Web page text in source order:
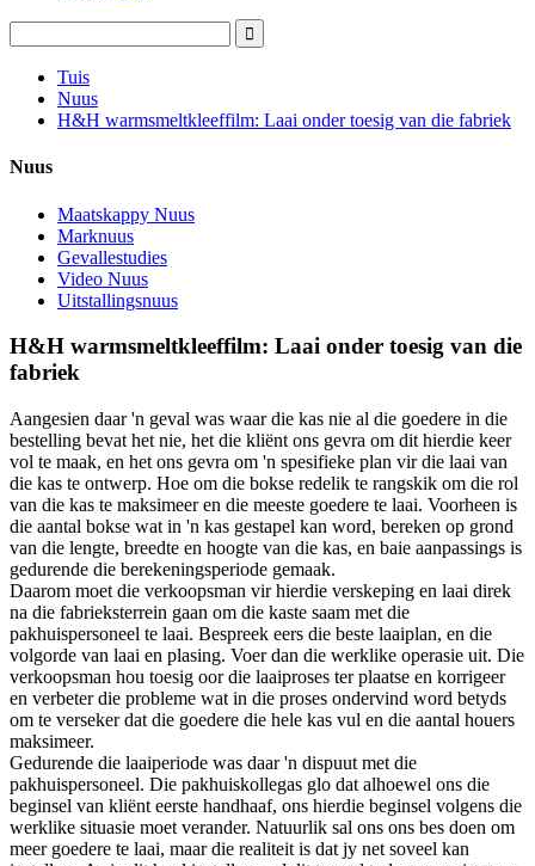
Tuis
Nuus
H&H warmsmeltkleeffilm: Laai onder toesig van die fabriek
Nuus
Maatskappy Nuus
Marknuus
Gevallestudies
Video Nuus
Uitstallingsnuus
H&H warmsmeltkleeffilm: Laai onder toesig van die
fabriek
Aangesien daar 'n geval was waar die kas nie al die goedere in die
bestelling bevat het nie, het die kliënt ons gevra om dit hierdie keer
vol te maak, en het ons gevra om 'n spesifieke plan vir die laai van
die kas te ontwerp. Hoe om die bokse redelik te rangskik om die rol
van die kas te maksimeer en die meeste goedere te laai. Voorheen is
die aantal bokse wat in 'n kas gestapel kan word, bereken op grond
van die lengte, breedte en hoogte van die kas, en baie aanpassings is
gedurende die berekeningsperiode gemaak.
Daarom moet die verkoopsman vir hierdie verskeping en laai direk
na die fabrieksterrein gaan om die kaste saam met die
pakhuispersoneel te laai. Bespreek eers die beste laaiplan, en die
volgorde van laai en plasing. Voer dan die werklike operasie uit. Die
verkoopsman hou toesig oor die laaiproses ter plaatse en korrigeer
en verbeter die probleme wat in die proses ondervind word betyds
om te verseker dat die goedere die hele kas vul en die aantal houers
maksimeer.
Gedurende die laaiperiode was daar 'n dispuut met die
pakhuispersoneel. Die pakhuiskollegas glo dat alhoewel ons die
beginsel van kliënt eerste handhaaf, ons hierdie beginsel volgens die
werklike situasie moet verander. Natuurlik sal ons ons bes doen om
meer goedere te laai, maar die realiteit is dat jy net soveel kan